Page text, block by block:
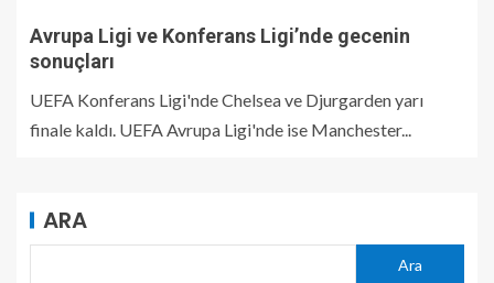
Avrupa Ligi ve Konferans Ligi’nde gecenin
sonuçları
UEFA Konferans Ligi'nde Chelsea ve Djurgarden yarı
finale kaldı. UEFA Avrupa Ligi'nde ise Manchester...
ARA
Ara